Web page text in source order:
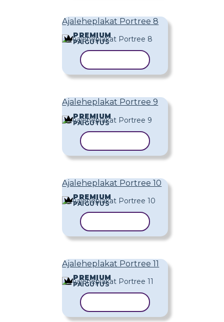
Ajaleheplakat Portree 8
PREMIUM
PAIGUTUS
Ajaleheplakat Portree 9
PREMIUM
PAIGUTUS
Ajaleheplakat Portree 10
PREMIUM
PAIGUTUS
Ajaleheplakat Portree 11
PREMIUM
PAIGUTUS